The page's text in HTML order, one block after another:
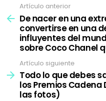
más
Artículo anterior
De nacer en una
convertirse en una
influyentes del
sobre Coco Chanel
Artículo siguiente
Todo lo que debes
los Premios
las fotos)